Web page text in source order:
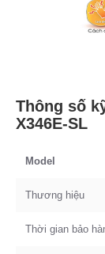
Thông số
X346E-SL
Model
Thương hiệu
Thời gian bảo